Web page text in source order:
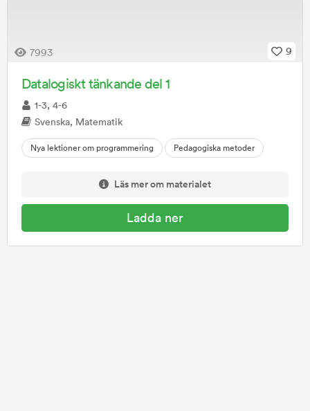
7993 9
Datalogiskt tänkande del 1
1-3, 4-6
Svenska, Matematik
Nya lektioner om programmering Pedagogiska metoder
Läs mer om materialet
Ladda ner